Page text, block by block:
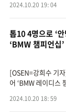
드(수비수팀)'이 20
2024.10.20 19: 04
톱10 4명으로 ‘
‘BMW 챔피언십
[OSEN=강희수 기
어 ‘BMW 레이디
파주의 서원밸리C.C
2024.10.20 18: 59